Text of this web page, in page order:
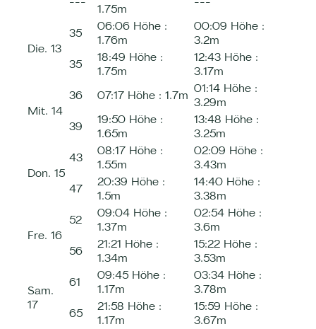
1.75m
Die. 13
35 06:06 Höhe :
1.76m
00:09 Höhe :
3.2m
35
18:49 Höhe :
1.75m
12:43 Höhe :
3.17m
Mit. 14
36 07:17 Höhe : 1.7m 01:14 Höhe :
3.29m
39
19:50 Höhe :
1.65m
13:48 Höhe :
3.25m
Don. 15
43 08:17 Höhe :
1.55m
02:09 Höhe :
3.43m
47
20:39 Höhe :
1.5m
14:40 Höhe :
3.38m
Fre. 16
52 09:04 Höhe :
1.37m
02:54 Höhe :
3.6m
56
21:21 Höhe :
1.34m
15:22 Höhe :
3.53m
Sam.
17
61 09:45 Höhe :
1.17m
03:34 Höhe :
3.78m
65
21:58 Höhe :
1.17m
15:59 Höhe :
3.67m